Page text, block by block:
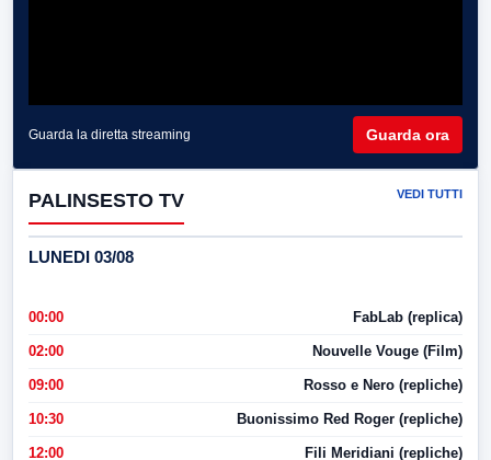
Guarda la diretta streaming Guarda ora
PALINSESTO TV VEDI TUTTI
LUNEDI 03/08
00:00 FabLab (replica)
02:00 Nouvelle Vouge (Film)
09:00 Rosso e Nero (repliche)
10:30 Buonissimo Red Roger (repliche)
12:00 Fili Meridiani (repliche)